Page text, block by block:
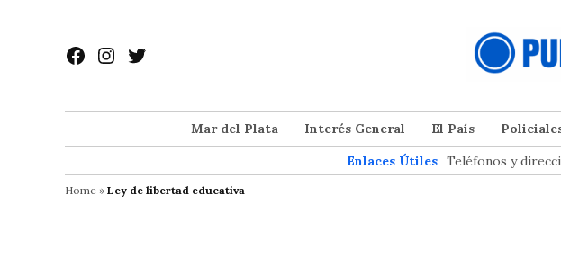
contenido
Facebook
Instagram
Twitter
Mar del Plata Interés General El País
Enlaces Útiles Teléfonos y
Home » Ley de libertad educativa